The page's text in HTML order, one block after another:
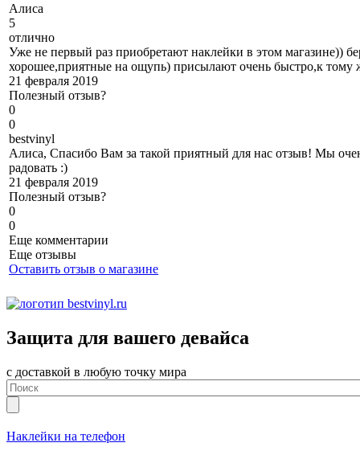
Алиса
5
отлично
Уже не первый раз приобретают наклейки в этом магазине))
хорошее,приятные на ощупь) присылают очень быстро,к
21 февраля 2019
Полезный отзыв?
0
0
bestvinyl
Алиса, Спасибо Вам за такой приятный для нас отзыв! Мы
радовать :)
21 февраля 2019
Полезный отзыв?
0
0
Еще комментарии
Еще отзывы
Оставить отзыв о магазине
Защита для вашего девайса
с доставкой в любую точку мира
Наклейки на телефон